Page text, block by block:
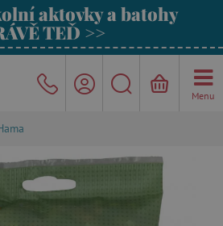
aktovky a batohy
TEĎ >>
Menu